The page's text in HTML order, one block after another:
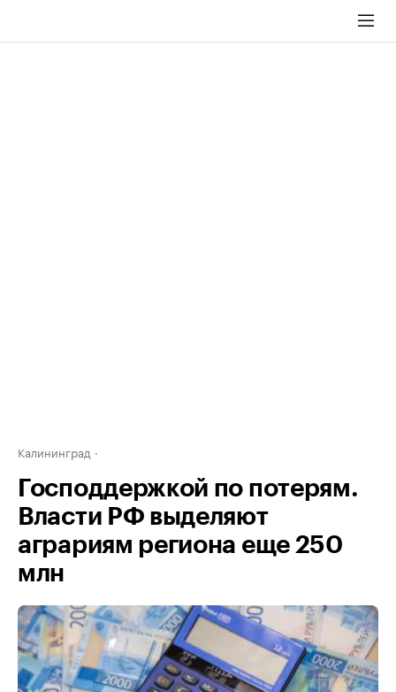
Калининград
Господдержкой по потерям.
Власти РФ выделяют
аграриям региона еще 250
млн